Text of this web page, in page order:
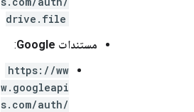
drive.file
مستندات Google
:
https://ww
w.googleapi
s.com/auth/